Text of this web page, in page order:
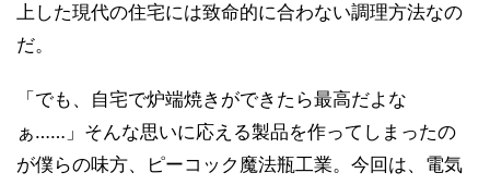
上した現代の住宅には致命的に合わない調理方法なの
だ。
「でも、自宅で炉端焼きができたら最高だよな
ぁ……」そんな思いに応える製品を作ってしまったの
が僕らの味方、ピーコック魔法瓶工業。今回は、電気